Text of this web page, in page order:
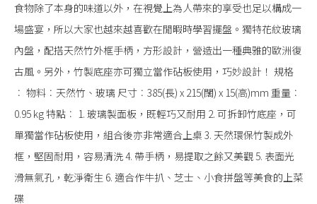
食物除了本身的味道以外，在視覺上為人帶來的享受也足以構成一
場盛宴，所以大家也越來越喜歡在閒暇時學習擺盤。獨特花紋玻璃
內盤，配搭天然竹外框手柄，方形設計，營造出一種典雅的歐洲復
古風。另外，竹製底座亦可獨立當作砧板使用，巧妙設計！ 規格
︰ 物料︰天然竹、玻璃 尺寸︰385(長) x 215(闊) x 15(高)mm 重量︰
0.95 kg 特點︰ 1. 玻璃製面板，既輕巧又耐用 2. 可拆卸竹底座，可
單獨當作砧板使用，組合後亦非常適合上桌 3. 天然環保竹製成外
框，堅固耐用，容易清洗 4. 帶手柄，易提取之餘又美觀 5. 表面光
滑無氣孔，乾淨衛生 6. 適合作牛扒、芝士、小食拼盤等美食的上菜
碟